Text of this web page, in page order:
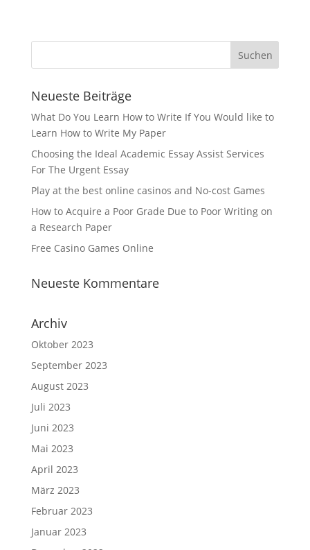
Neueste Beiträge
What Do You Learn How to Write If You Would like to
Learn How to Write My Paper
Choosing the Ideal Academic Essay Assist Services
For The Urgent Essay
Play at the best online casinos and No-cost Games
How to Acquire a Poor Grade Due to Poor Writing on
a Research Paper
Free Casino Games Online
Neueste Kommentare
Archiv
Oktober 2023
September 2023
August 2023
Juli 2023
Juni 2023
Mai 2023
April 2023
März 2023
Februar 2023
Januar 2023